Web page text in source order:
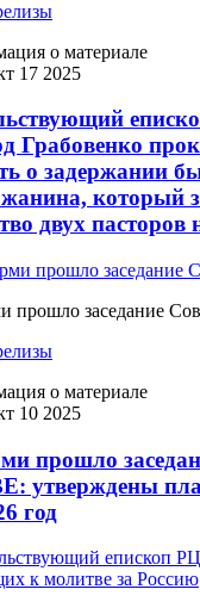
о материале
17 2025
Грабовенко
о задержании
который
двух пасторов
прошло заседание
о материале
10 2025
прошло
утверждены
год